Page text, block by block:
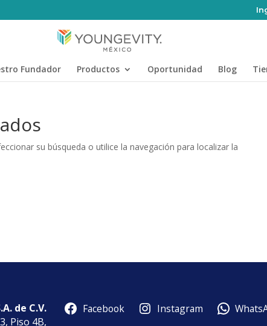
Fundador Productos Oportunidad Blog
su búsqueda o utilice la navegación para localizar la
de C.V.
Piso 4B,
Facebook Instagram